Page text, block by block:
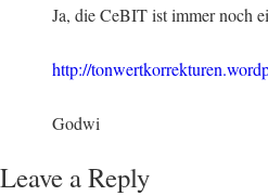
Ja, die CeBIT ist immer noch
http://
Godwi
Leave a Reply